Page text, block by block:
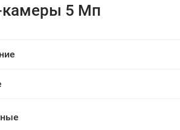
камеры 5 Мп